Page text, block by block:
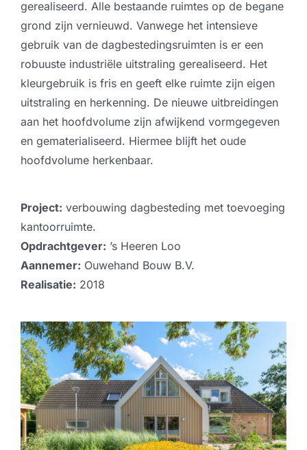
gerealiseerd. Alle bestaande ruimtes op de begane
grond zijn vernieuwd. Vanwege het intensieve
gebruik van de dagbestedingsruimten is er een
robuuste industriële uitstraling gerealiseerd. Het
kleurgebruik is fris en geeft elke ruimte zijn eigen
uitstraling en herkenning. De nieuwe uitbreidingen
aan het hoofdvolume zijn afwijkend vormgegeven
en gematerialiseerd. Hiermee blijft het oude
hoofdvolume herkenbaar.
Project: verbouwing dagbesteding met toevoeging
kantoorruimte.
Opdrachtgever: ’s Heeren Loo
Aannemer: Ouwehand Bouw B.V.
Realisatie: 2018